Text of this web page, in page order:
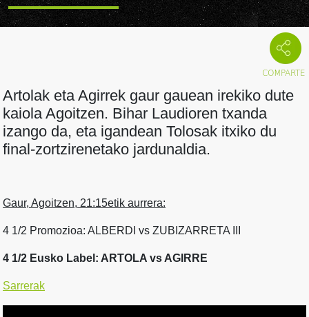
Artolak eta Agirrek gaur gauean irekiko dute
kaiola Agoitzen. Bihar Laudioren txanda
izango da, eta igandean Tolosak itxiko du
final-zortzirenetako jardunaldia.
Gaur, Agoitzen, 21:15etik aurrera:
4 1/2 Promozioa: ALBERDI vs ZUBIZARRETA III
4 1/2 Eusko Label: ARTOLA vs AGIRRE
Sarrerak